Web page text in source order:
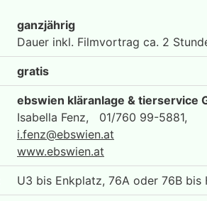
ganzjährig
Dauer inkl. Filmvortrag ca. 2
gratis
ebswien kläranlage & tierservice
Isabella Fenz, 01/760 99-5881,
i.fenz@ebswien.at
www.ebswien.at
U3 bis Enkplatz, 76A oder 76B bis